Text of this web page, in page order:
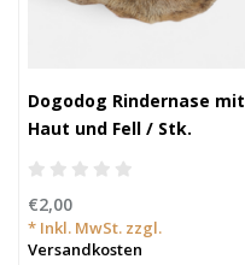
Dogodog Rindernase mit
Haut und Fell / Stk.
€2,00
* Inkl. MwSt. zzgl.
Versandkosten